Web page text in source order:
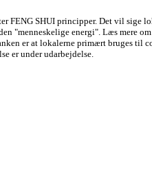
FENG SHUI principper. Det vil sige
"menneskelige energi". Læs mere om
er at lokalerne primært bruges til
er under udarbejdelse.